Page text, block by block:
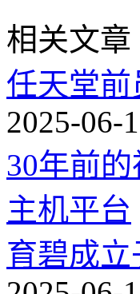
相关文章
任天堂
2025-06-
30年前
主机平台
育碧成